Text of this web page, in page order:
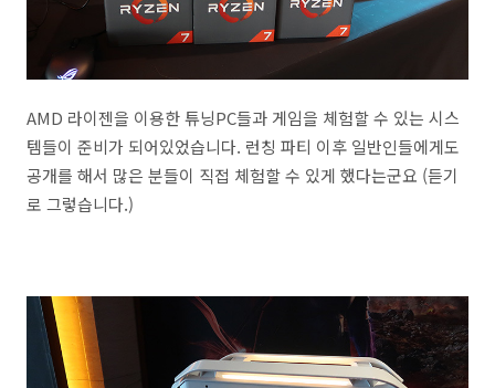
AMD 라이젠을 이용한 튜닝PC들과 게임을 체험할 수 있는 시스
템들이 준비가 되어있었습니다. 런칭 파티 이후 일반인들에게도
공개를 해서 많은 분들이 직접 체험할 수 있게 했다는군요 (듣기
로 그렇습니다.)